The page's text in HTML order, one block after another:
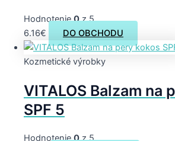
Hodnotenie0z 5
6.16€ DO OBCHODU
Kozmetické výrobky
VITALOS Balzam na
SPF 5
Hodnotenie0z 5